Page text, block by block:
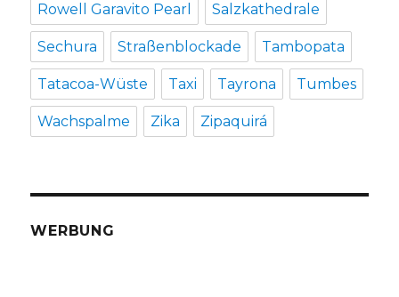
Rowell Garavito Pearl Salzkathedrale
Sechura Straßenblockade Tambopata
Tatacoa-Wüste Taxi Tayrona Tumbes
Wachspalme Zika Zipaquirá
WERBUNG